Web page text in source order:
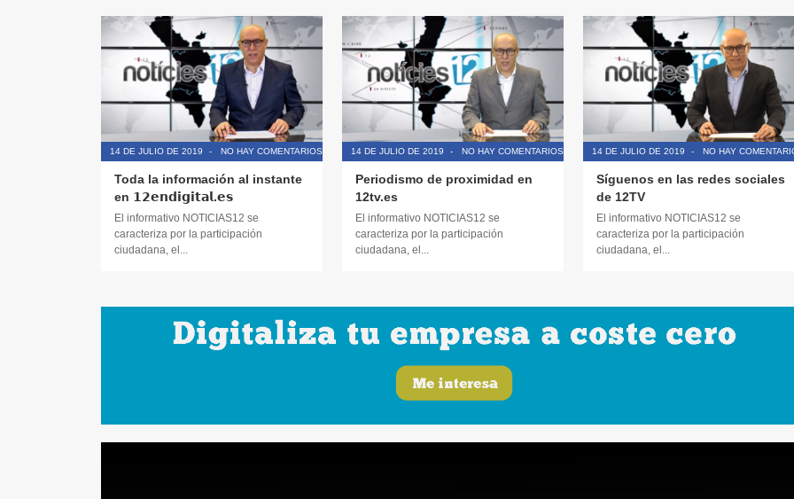
14 DE JULIO DE 2019 - NO HAY COMENTARIOS
Toda la información al instante
en 𝟭𝟮𝗲𝗻𝗱𝗶𝗴𝗶𝘁𝗮𝗹.𝗲𝘀
El informativo NOTICIAS12 se
caracteriza por la participación
ciudadana, el...
14 DE JULIO DE 2019 - NO HAY COMENTARIOS
Periodismo de proximidad en
12tv.es
El informativo NOTICIAS12 se
caracteriza por la participación
ciudadana, el...
14 DE JULIO DE 2019 - NO HAY
Síguenos en las redes sociales
de 12TV
El informativo NOTICIAS12 se
caracteriza por la participación
ciudadana, el...